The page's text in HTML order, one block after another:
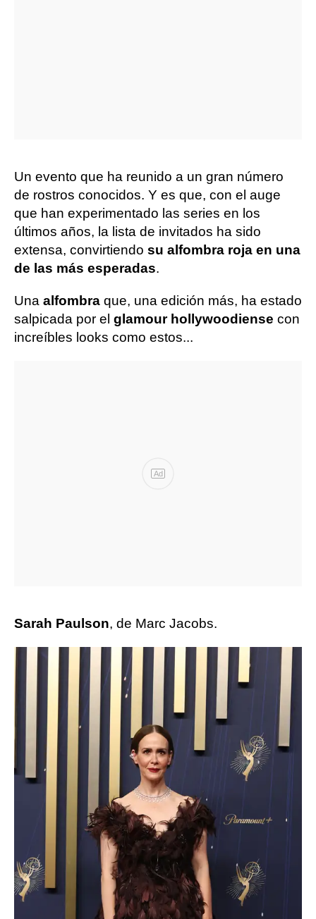
Un evento que ha reunido a un gran número
de rostros conocidos. Y es que, con el auge
que han experimentado las series en los
últimos años, la lista de invitados ha sido
extensa, convirtiendo su alfombra roja en una
de las más esperadas.
Una alfombra que, una edición más, ha estado
salpicada por el glamour hollywoodiense con
increíbles looks como estos...
Ad
Sarah Paulson, de Marc Jacobs.